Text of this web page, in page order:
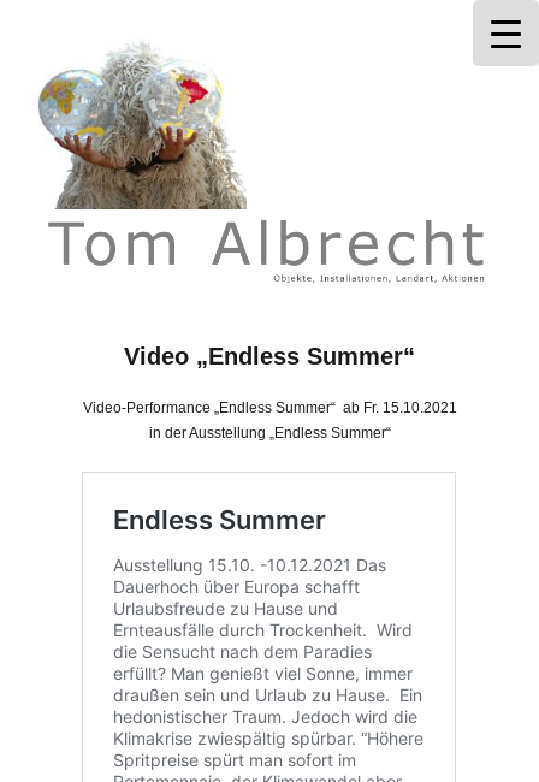
Tom Albrecht
Video „Endless Summer“
Video-Performance „Endless Summer“ ab Fr. 15.10.2021
in der Ausstellung „Endless Summer“